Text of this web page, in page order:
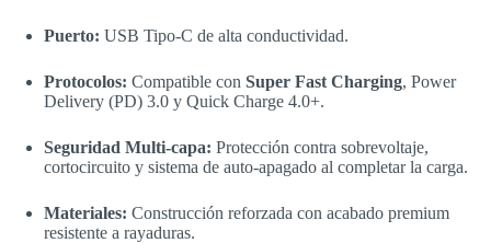
Puerto: USB Tipo-C de alta conductividad.
Protocolos: Compatible con Super Fast Charging, Power
Delivery (PD) 3.0 y Quick Charge 4.0+.
Seguridad Multi-capa: Protección contra sobrevoltaje,
cortocircuito y sistema de auto-apagado al completar la carga.
Materiales: Construcción reforzada con acabado premium
resistente a rayaduras.